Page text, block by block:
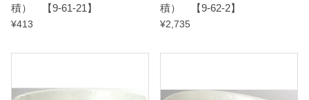
q
u
t
積） 【9-61-21】
¥413
積） 【9-62-2】
¥2,735